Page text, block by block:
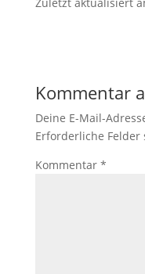
Kommentar
Deine E-Mail-
Erforderliche
Kommentar *